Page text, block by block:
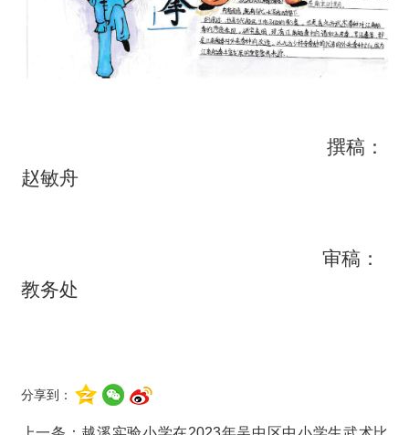
撰稿：
赵敏舟
审稿：
教务处
分享到：